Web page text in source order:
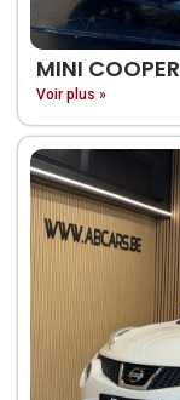
MINI COOPER
Voir plus »